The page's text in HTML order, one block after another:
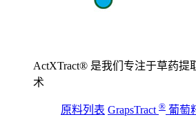
ActXTract® 是我们专注于草药提
术
原料列表 GrapsTract ® 葡萄